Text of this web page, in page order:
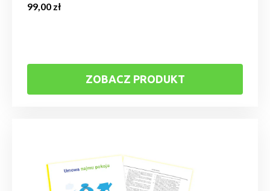
99,00 zł
ZOBACZ PRODUKT